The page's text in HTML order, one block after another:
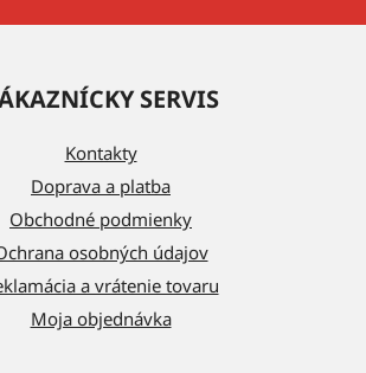
SERVIS
Kontakty
Doprava a platba
Obchodné podmienky
osobných údajov
a vrátenie tovaru
Moja objednávka